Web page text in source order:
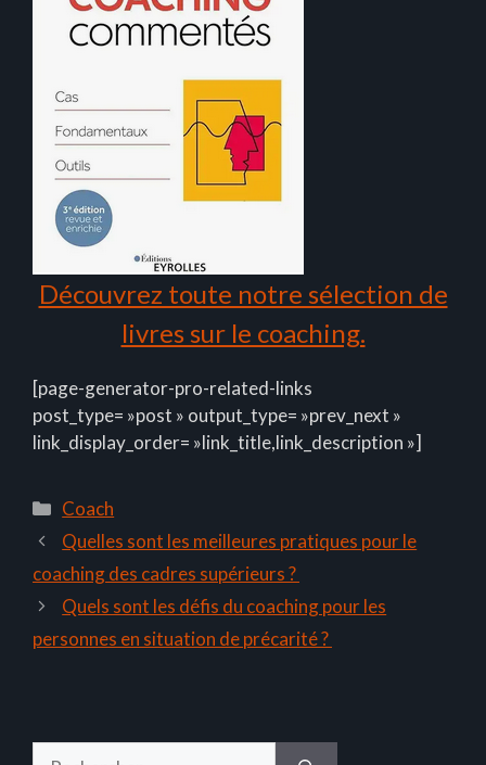
Découvrez toute notre sélection de
livres sur le coaching.
[page-generator-pro-related-links
post_type= »post » output_type= »prev_next »
link_display_order= »link_title,link_description »]
Catégories
Coach
Quelles sont les meilleures pratiques pour le
coaching des cadres supérieurs ?
Quels sont les défis du coaching pour les
personnes en situation de précarité ?